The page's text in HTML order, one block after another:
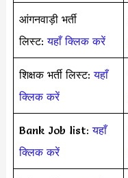
आंगनवाड़ी भर्ती
लिस्ट:यहाँ क्लिक करें
शिक्षक भर्ती लिस्ट:यहाँ
क्लिक करें
Bank Job list:यहाँ
क्लिक करें